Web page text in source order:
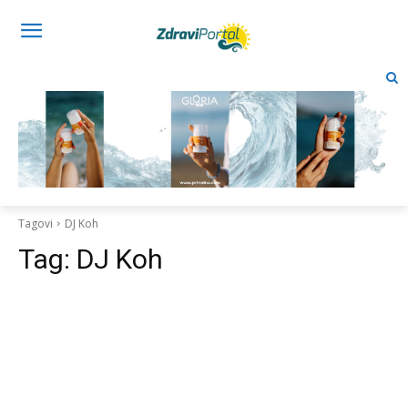
Tagovi DJ Koh
Tag: DJ Koh